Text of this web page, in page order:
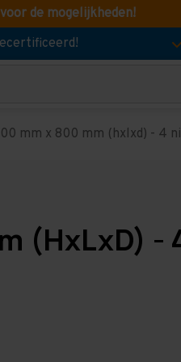
de mogelijkheden!
mm x 800 mm (hxlxd) - 4
(HxLxD) -